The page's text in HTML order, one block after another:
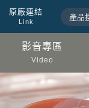
原廠連結
Link
影音專區
Video